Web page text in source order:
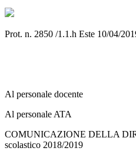
Prot. n. 2850 /1.1.h Este 10/04/
Al personale docente
Al personale ATA
COMUNICAZIONE DELLA
scolastico 2018/2019